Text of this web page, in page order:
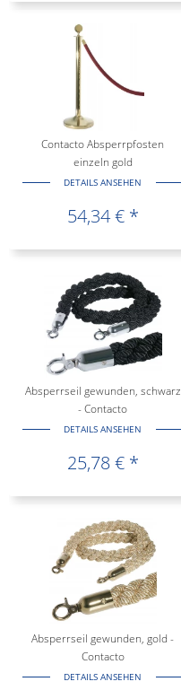
Contacto Absperrpfosten
einzeln gold
DETAILS ANSEHEN
54,34 € *
Absperrseil gewunden, schwarz
- Contacto
DETAILS ANSEHEN
25,78 € *
Absperrseil gewunden, gold -
Contacto
DETAILS ANSEHEN